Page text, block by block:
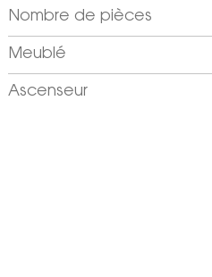
Nombre de pièces
Meublé
Ascenseur